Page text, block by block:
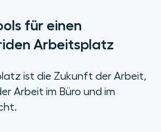
für einen
Arbeitsplatz
ist die Zukunft der Arbeit,
Arbeit im Büro und im